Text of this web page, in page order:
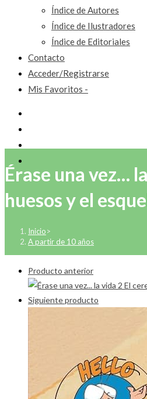
Índice de Autores
Índice de Ilustradores
Índice de Editoriales
Contacto
Acceder/Registrarse
Mis Favoritos -
Érase una vez…
huesos y el
Inicio>
A partir de 10 años
Producto anterior
Siguiente producto